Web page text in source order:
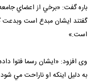
باره گفت: «برخي از اعضاي
گفتند ايشان مبدع است
است.»
وی افزود: «ایشان رسما فتوا
به دليل اينکه او ناراحت مي